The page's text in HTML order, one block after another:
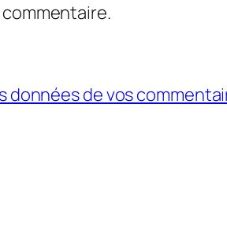
données de vos